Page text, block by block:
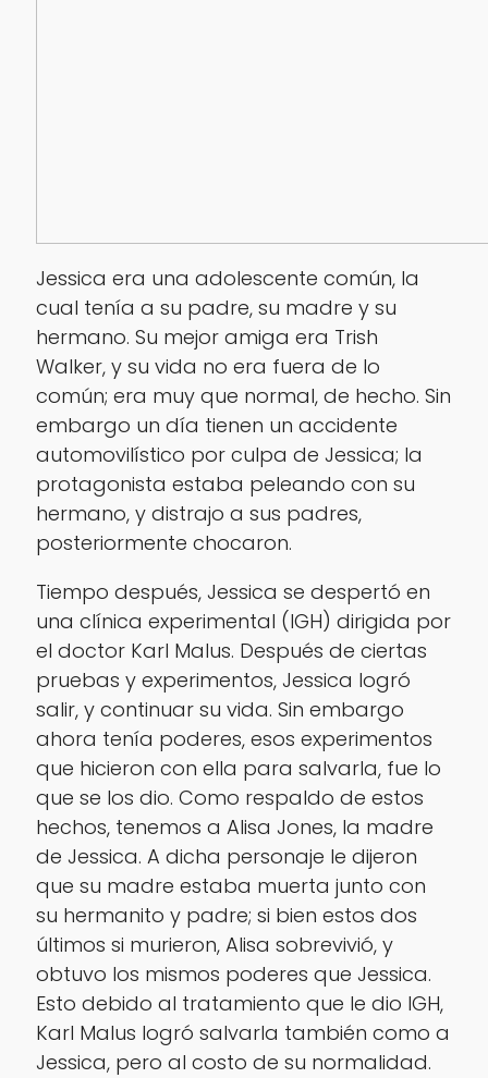
Jessica era una adolescente común, la
cual tenía a su padre, su madre y su
hermano. Su mejor amiga era Trish
Walker, y su vida no era fuera de lo
común; era muy que normal, de hecho. Sin
embargo un día tienen un accidente
automovilístico por culpa de Jessica; la
protagonista estaba peleando con su
hermano, y distrajo a sus padres,
posteriormente chocaron.
Tiempo después, Jessica se despertó en
una clínica experimental (IGH) dirigida por
el doctor Karl Malus. Después de ciertas
pruebas y experimentos, Jessica logró
salir, y continuar su vida. Sin embargo
ahora tenía poderes, esos experimentos
que hicieron con ella para salvarla, fue lo
que se los dio. Como respaldo de estos
hechos, tenemos a Alisa Jones, la madre
de Jessica. A dicha personaje le dijeron
que su madre estaba muerta junto con
su hermanito y padre; si bien estos dos
últimos si murieron, Alisa sobrevivió, y
obtuvo los mismos poderes que Jessica.
Esto debido al tratamiento que le dio IGH,
Karl Malus logró salvarla también como a
Jessica, pero al costo de su normalidad.